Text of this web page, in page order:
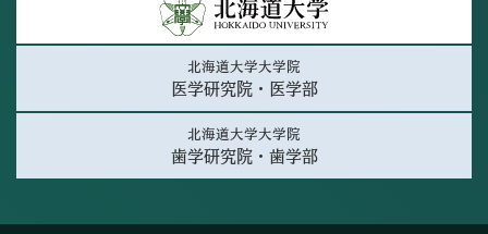
北海道大学大学院
医学研究院・医学部
北海道大学大学院
歯学研究院・歯学部